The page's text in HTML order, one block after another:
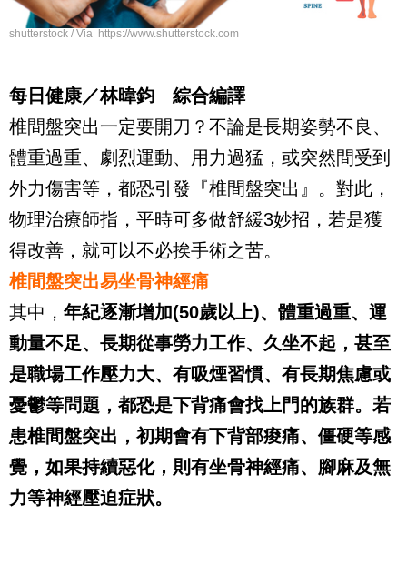
shutterstock / Via https://www.shutterstock.com
每日健康／林暐鈞 綜合編譯
椎間盤突出一定要開刀？不論是長期姿勢不良、
體重過重、劇烈運動、用力過猛，或突然間受到
外力傷害等，都恐引發『椎間盤突出』。對此，
物理治療師指，平時可多做舒緩3妙招，若是獲
得改善，就可以不必挨手術之苦。
椎間盤突出易坐骨神經痛
其中， 年紀逐漸增加(50歲以上)、體重過重、運
動量不足、長期從事勞力工作、久坐不起，甚至
是職場工作壓力大、有吸煙習慣、有長期焦慮或
憂鬱等問題，都恐是下背痛會找上門的族群。 若
患椎間盤突出，初期會有下背部痠痛、僵硬等感
覺，如果持續惡化，則有坐骨神經痛、腳麻及無
力等神經壓迫症狀。